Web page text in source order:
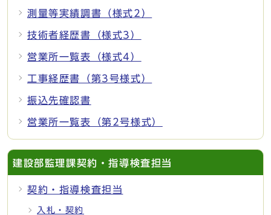
測量等実績調書（様式2）
技術者経歴書（様式3）
営業所一覧表（様式4）
工事経歴書（第3号様式）
振込先確認書
営業所一覧表（第2号様式）
建設部監理課契約・指導検査担当
契約・指導検査担当
入札・契約